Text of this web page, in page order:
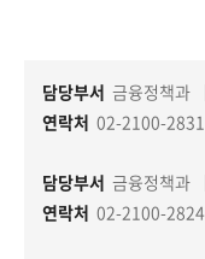
당
담당부서 금융정책과
연락처 02-2100-2831
담당부서 금융정책과
연락처 02-2100-2824